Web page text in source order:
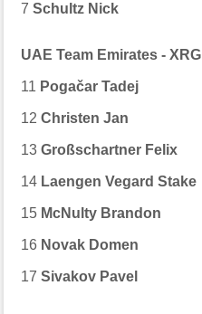
7Schultz Nick
UAE Team Emirates - XRG
11 Pogačar Tadej
12Christen Jan
13Großschartner Felix
14 Laengen Vegard Stake
15 McNulty Brandon
16 Novak Domen
17Sivakov Pavel